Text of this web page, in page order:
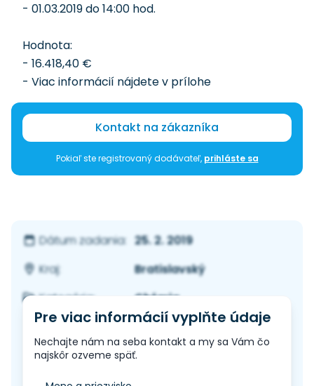
- 01.03.2019 do 14:00 hod.
Hodnota:
- 16.418,40 €
- Viac informácií nájdete v prílohe
Kontakt na zákazníka
Pokiaľ ste registrovaný dodávateľ, prihláste sa
Dátum zadania: 25. 2. 2019
Kraj:
Bratislavský
Kategória:
Chémia
Pre viac informácií vyplňte údaje
Nechajte nám na seba kontakt a my sa Vám čo
najskôr ozveme späť.